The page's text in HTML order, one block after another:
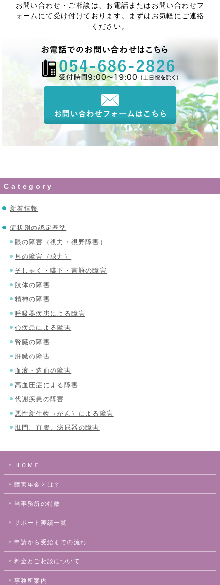
お問い合わせ・ご相談は、お電話またはお問い合わせフ
ォームにて受け付けております。まずはお気軽にご連絡
ください。
Category
新着情報
症状別の認定基準
眼の障害（視力・視野障害）
耳の障害（聴力）
そしゃく・嚥下・言語の障害
肢体の障害
精神の障害
呼吸器疾患による障害
心疾患による障害
腎臓の障害
肝臓の障害
血液・造血の障害
高血圧症による障害
代謝疾患の障害
悪性新生物（がん）による障害
肛門、直腸、泌尿器の障害
ＨＯＭＥ
障害年金とは？
当事務所の特徴
サポート実績一覧
申請から受給までの流れ
料金とご相談について
事務所案内